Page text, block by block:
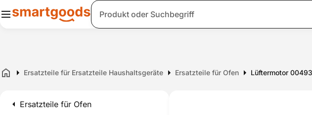
Suche
Home Ersatzteile für Ersatzteile Haushaltsgeräte Ersatzteile für Ofen Lüftermotor
Ersatzteile für Ofen